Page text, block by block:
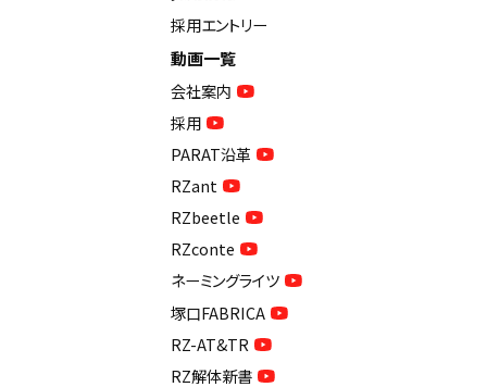
採用エントリー
動画一覧
会社案内
採用
PARAT沿革
RZant
RZbeetle
RZconte
ネーミングライツ
塚口FABRICA
RZ-AT&TR
RZ解体新書